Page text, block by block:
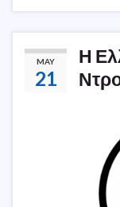
MAY
21
Η